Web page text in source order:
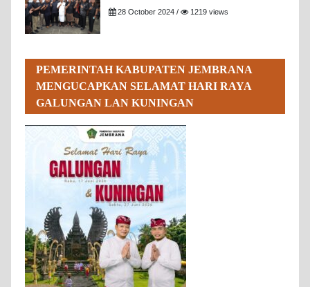
28 October 2024 / 1219 views
PEMERINTAH KABUPATEN JEMBRANA
MENGUCAPKAN SELAMAT HARI RAYA
GALUNGAN LAN KUNINGAN